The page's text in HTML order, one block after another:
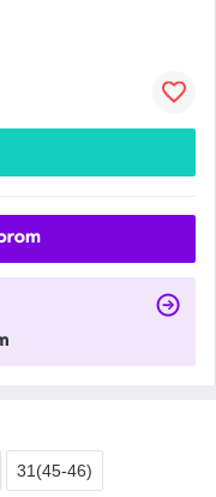
31(45-46)